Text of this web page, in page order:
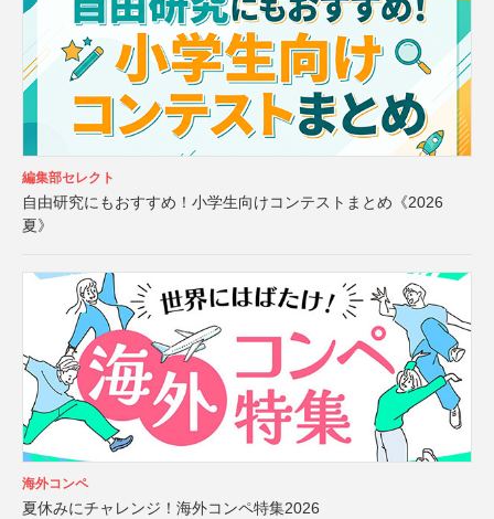
編集部セレクト
自由研究にもおすすめ！小学生向けコンテストまとめ《2026
夏》
海外コンペ
夏休みにチャレンジ！海外コンペ特集2026